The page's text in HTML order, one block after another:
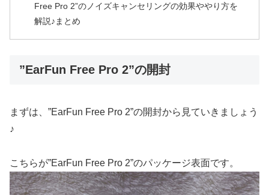
Free Pro 2”のノイズキャンセリングの効果ややり方を
解説♪まとめ
”EarFun Free Pro 2”の開封
まずは、”EarFun Free Pro 2”の開封から見ていきましょう
♪
こちらが”EarFun Free Pro 2”のパッケージ表面です。